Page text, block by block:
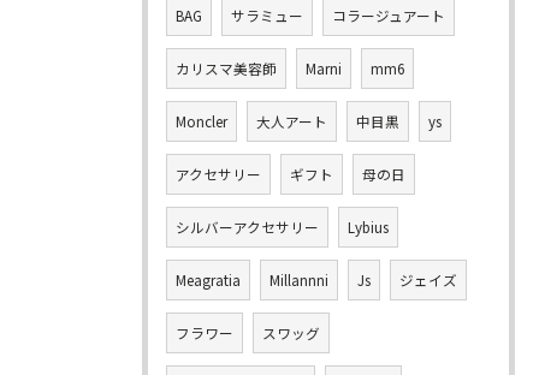
BAG サラミュー コラージュアート
カリスマ美容師 Marni mm6
Moncler 大人アート 中目黒 ys
アクセサリー ギフト 母の日
シルバーアクセサリー Lybius
Meagratia Millannni Js ジェイズ
フラワー スワッグ